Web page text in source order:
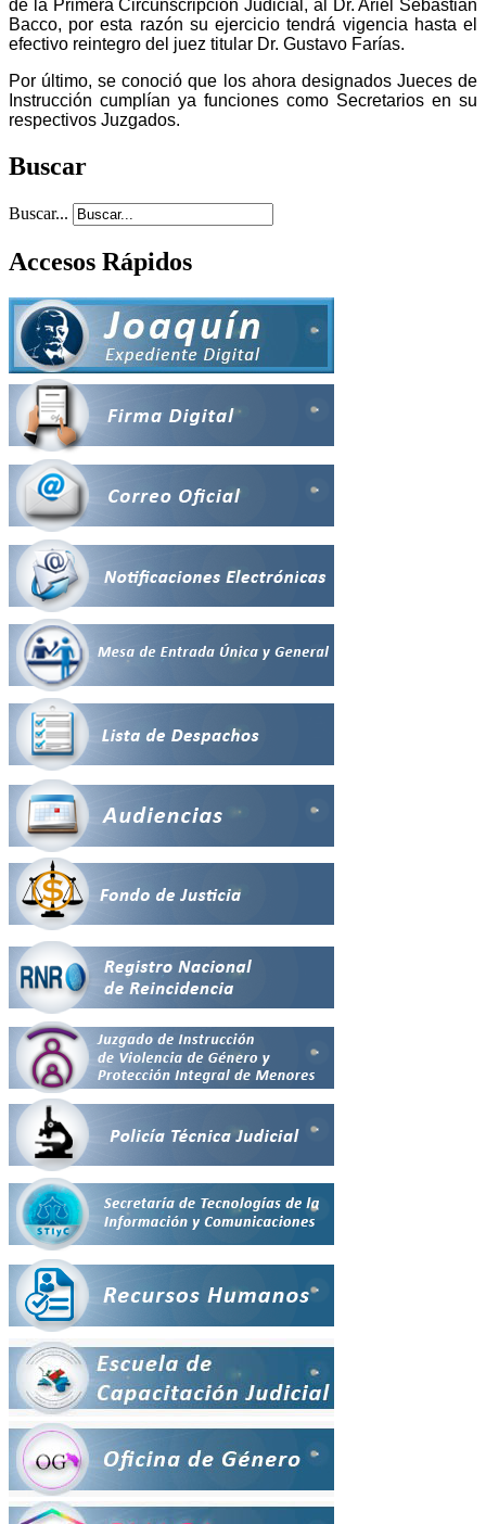
de la Primera Circunscripción Judicial, al Dr. Ariel Sebastián
Bacco, por esta razón su ejercicio tendrá vigencia hasta el
efectivo reintegro del juez titular Dr. Gustavo Farías.
Por último, se conoció que los ahora designados Jueces de
Instrucción cumplían ya funciones como Secretarios en su
respectivos Juzgados.
Buscar
Buscar...
Accesos Rápidos